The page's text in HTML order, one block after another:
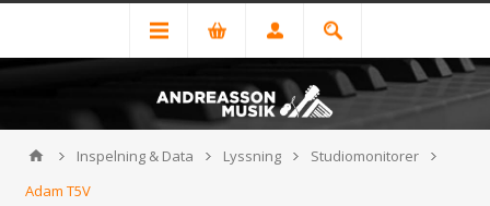
Inspelning & Data Lyssning
Studiomonitorer
Adam T5V